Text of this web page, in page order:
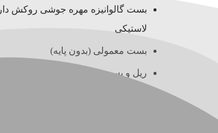
بست گالوانیزه مهره جوشی روکش دار
لاستیکی
بست معمولی (بدون پایه)
ریل و بست چنگالی (سی چنل)